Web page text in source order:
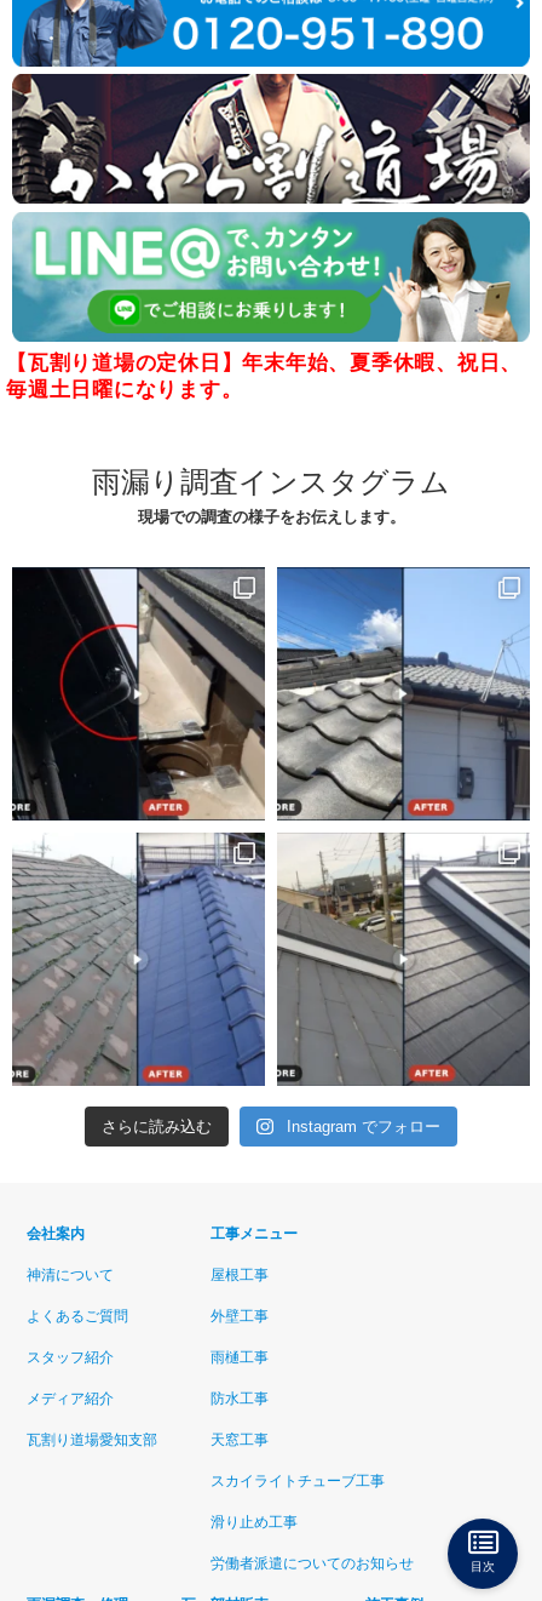
【瓦割り道場の定休日】年末年始、夏季休暇、祝日、
毎週土日曜になります。
雨漏り調査インスタグラム
現場での調査の様子をお伝えします。
さらに読み込む Instagram でフォロー
会社案内
神清について
よくあるご質問
スタッフ紹介
メディア紹介
瓦割り道場愛知支部
工事メニュー
屋根工事
外壁工事
雨樋工事
防水工事
天窓工事
スカイライトチューブ工事
滑り止め工事
労働者派遣についてのお知らせ 目次